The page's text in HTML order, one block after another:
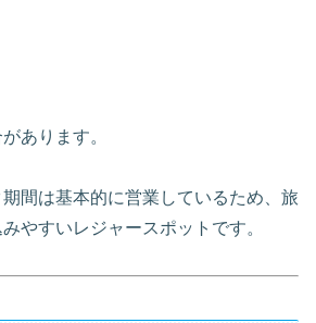
あります。
間は基本的に営業しているため、旅
やすいレジャースポットです。